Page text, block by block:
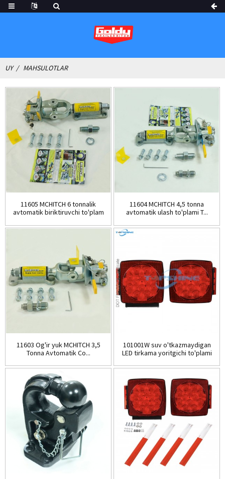
UY MAHSULOTLAR
11605 MCHITCH 6 tonnalik
avtomatik biriktiruvchi to'plam
11604 MCHITCH 4,5 tonna
avtomatik ulash to'plami T...
11603 Og'ir yuk MCHITCH 3,5
Tonna Avtomatik Co...
101001W suv o'tkazmaydigan
LED tirkama yoritgichi to'plami